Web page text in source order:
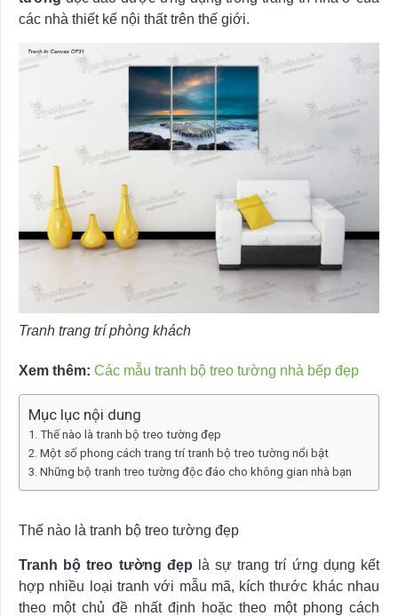
các nhà thiết kế nội thất trên thế giới.
Tranh trang trí phòng khách
Xem thêm: Các mẫu tranh bộ treo tường nhà bếp đẹp
Mục lục nội dung
Thế nào là tranh bộ treo tường đẹp
Một số phong cách trang trí tranh bộ treo tường nổi bật
Những bộ tranh treo tường độc đáo cho không gian nhà bạn
Thế nào là tranh bộ treo tường đẹp
Tranh bộ treo tường đẹp là sự trang trí ứng dụng kết
hợp nhiều loại tranh với mẫu mã, kích thước khác nhau
theo một chủ đề nhất định hoặc theo một phong cách